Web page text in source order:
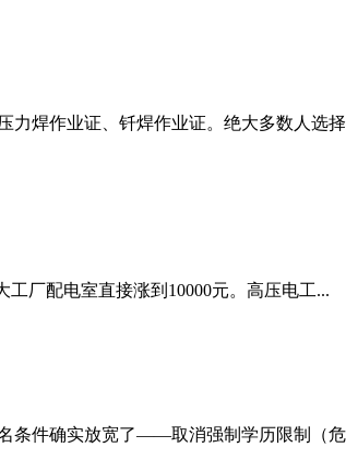
焊作业证、钎焊作业证。绝大多数人选
厂配电室直接涨到10000元。高压电工...
条件确实放宽了——取消强制学历限制（